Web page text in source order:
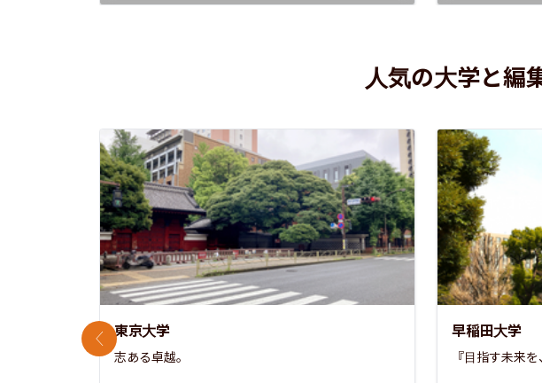
人気の大学と編
東京大学
志ある卓越。
早稲田大学
『目指す未来
前のスライド